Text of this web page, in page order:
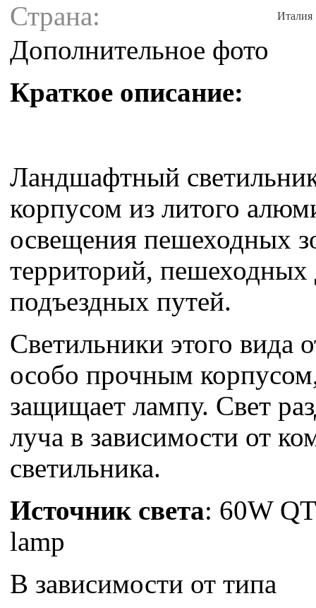
Страна: Италия
Дополнительное фото
Краткое описание:
Ландшафтный
корпусом из литого
освещения пешеходных
территорий, пешеходных
подъездных путей.
Светильники этого вида
особо прочным
защищает лампу. Свет
луча в зависимости от
светильника.
Источник света: 60W
lamp
В зависимости от типа